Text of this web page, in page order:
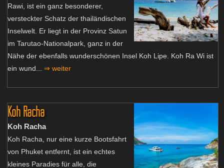
Rawi, ist ein ganz besonderer,
versteckter Schatz der thailändischen
Inselwelt. Er liegt in der Provinz Satun
im Tarutao-Nationalpark, ganz in der
Nähe der ebenfalls wunderschönen Insel Koh Lipe. Koh Ra Wi ist
ein wund... ⇒ weiter
Koh Racha
Koh Racha
Koh Racha, nur eine kurze Bootsfahrt
von Phuket entfernt, ist ein echtes
kleines Paradies für alle, die